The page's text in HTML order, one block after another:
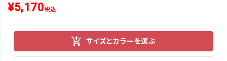
¥5,170税込
サイズとカラーを選ぶ